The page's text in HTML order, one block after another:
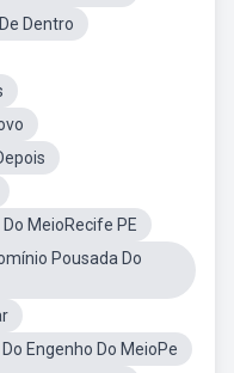
Dentro
MeioRecife PE
Pousada Do
Engenho Do MeioPe